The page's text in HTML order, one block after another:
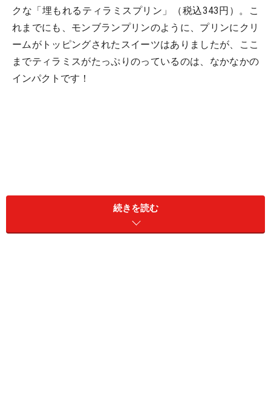
クな「埋もれるティラミスプリン」（税込343円）。こ
れまでにも、モンブランプリンのように、プリンにクリ
ームがトッピングされたスイーツはありましたが、ここ
までティラミスがたっぷりのっているのは、なかなかの
インパクトです！
続きを読む